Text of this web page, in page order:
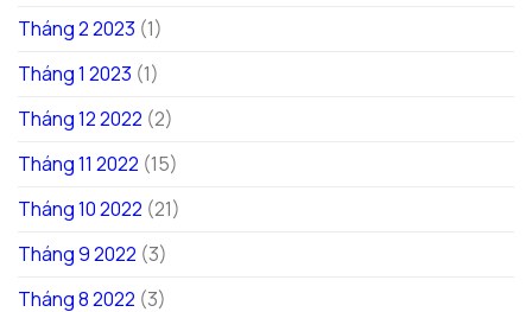
Tháng 2 2023 (1)
Tháng 1 2023 (1)
Tháng 12 2022 (2)
Tháng 11 2022 (15)
Tháng 10 2022 (21)
Tháng 9 2022 (3)
Tháng 8 2022 (3)